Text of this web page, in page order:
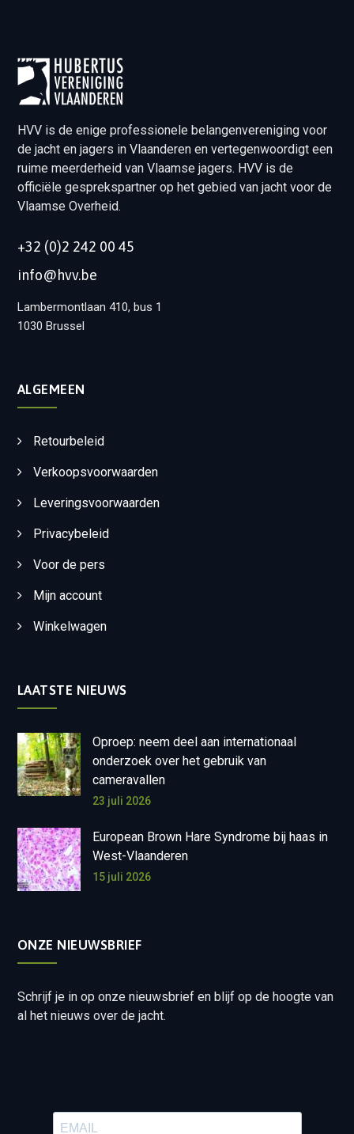
HVV is de enige professionele belangenvereniging voor
de jacht en jagers in Vlaanderen en vertegenwoordigt een
ruime meerderheid van Vlaamse jagers. HVV is de
officiële gesprekspartner op het gebied van jacht voor de
Vlaamse Overheid.
+32 (0)2 242 00 45
info@hvv.be
Lambermontlaan 410, bus 1
1030 Brussel
ALGEMEEN
Retourbeleid
Verkoopsvoorwaarden
Leveringsvoorwaarden
Privacybeleid
Voor de pers
Mijn account
Winkelwagen
LAATSTE NIEUWS
Oproep: neem deel aan internationaal
onderzoek over het gebruik van
cameravallen
23 juli 2026
European Brown Hare Syndrome bij haas in
West-Vlaanderen
15 juli 2026
ONZE NIEUWSBRIEF
Schrijf je in op onze nieuwsbrief en blijf op de hoogte van
al het nieuws over de jacht.